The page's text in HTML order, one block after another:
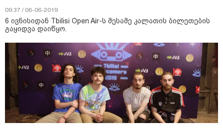
09:37 / 06-06-2019
6 ივნისიდან Tbilisi Open Air-ს მესამე კალათის ბილეთების
გაყიდვა დაიწყო.